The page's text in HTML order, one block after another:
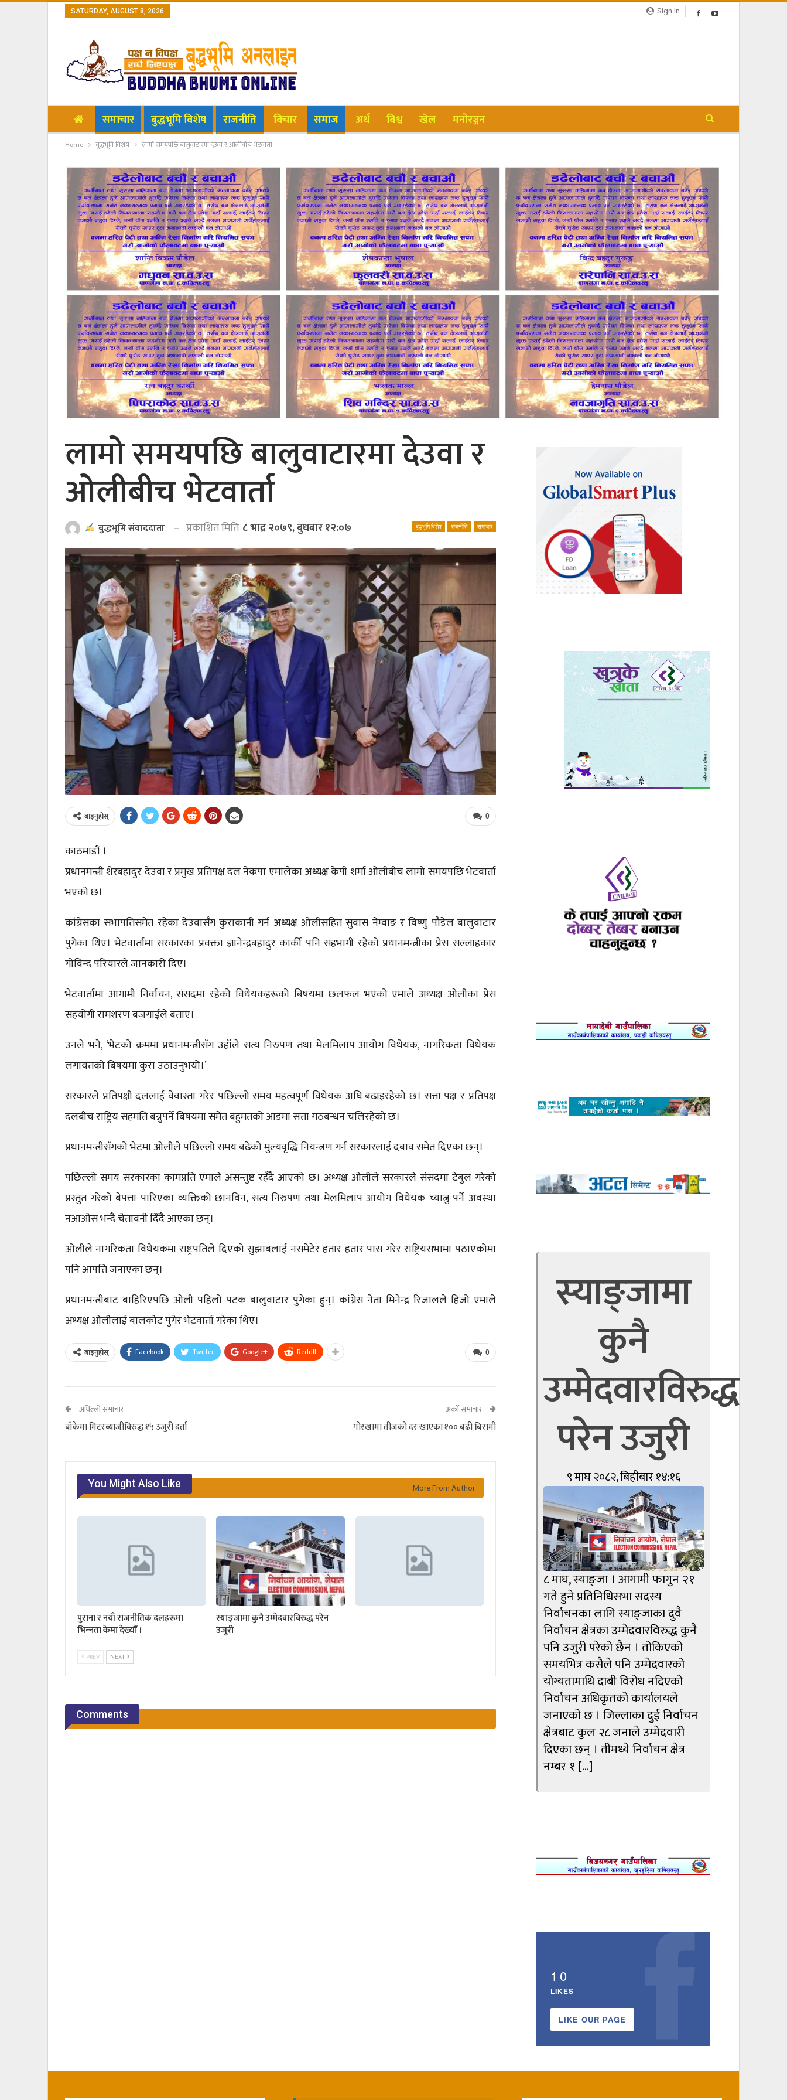
Sign In
SATURDAY, AUGUST 8, 2026
समाचार बुद्धभूमि विशेष राजनीति विचार समाज अर्थ विश्व खेल मनोरञ्जन
Home बुद्धभूमि विशेष लामो समयपछि बालुवाटारमा देउवा र ओलीबीच भेटवार्ता
लामो समयपछि बालुवाटारमा देउवा र
ओलीबीच भेटवार्ता
बुद्धभूमि विशेष राजनीति समाचार
बुद्धभूमि संवाददाता प्रकाशित मिति ८ भाद्र २०७९, बुधबार १२:०७
0
बाड्नुहोस्
काठमाडौं ।
प्रधानमन्त्री शेरबहादुर देउवा र प्रमुख प्रतिपक्ष दल नेकपा एमालेका अध्यक्ष केपी शर्मा ओलीबीच लामो समयपछि भेटवार्ता
भएको छ।
कांग्रेसका सभापतिसमेत रहेका देउवासँग कुराकानी गर्न अध्यक्ष ओलीसहित सुवास नेम्वाङ र विष्णु पौडेल बालुवाटार
पुगेका थिए। भेटवार्तामा सरकारका प्रवक्ता ज्ञानेन्द्रबहादुर कार्की पनि सहभागी रहेको प्रधानमन्त्रीका प्रेस सल्लाहकार
गोविन्द परियारले जानकारी दिए।
भेटवार्तामा आगामी निर्वाचन, संसदमा रहेको विधेयकहरूको बिषयमा छलफल भएको एमाले अध्यक्ष ओलीका प्रेस
सहयोगी रामशरण बजगाईंले बताए।
उनले भने, ‘भेटको क्रममा प्रधानमन्त्रीसँग उहाँले सत्य निरुपण तथा मेलमिलाप आयोग विधेयक, नागरिकता विधेयक
लगायतको बिषयमा कुरा उठाउनुभयो।’
सरकारले प्रतिपक्षी दललाई वेवास्ता गरेर पछिल्लो समय महत्वपूर्ण विधेयक अघि बढाइरहेको छ। सत्ता पक्ष र प्रतिपक्ष
दलबीच राष्ट्रिय सहमति बन्नुपर्ने बिषयमा समेत बहुमतको आडमा सत्ता गठबन्धन चलिरहेको छ।
प्रधानमन्त्रीसँगको भेटमा ओलीले पछिल्लो समय बढेको मुल्यवृद्धि नियन्त्रण गर्न सरकारलाई दबाव समेत दिएका छन्।
पछिल्लो समय सरकारका कामप्रति एमाले असन्तुष्ट रहँदै आएको छ। अध्यक्ष ओलीले सरकारले संसदमा टेबुल गरेको
प्रस्तुत गरेको बेपत्ता पारिएका व्यक्तिको छानविन, सत्य निरुपण तथा मेलमिलाप आयोग विधेयक च्यात्नु पर्ने अवस्था
नआओस भन्दै चेतावनी दिँदै आएका छन्।
ओलीले नागरिकता विधेयकमा राष्ट्रपतिले दिएको सुझाबलाई नसमेटेर हतार हतार पास गरेर राष्ट्रियसभामा पठाएकोमा
पनि आपत्ति जनाएका छन्।
प्रधानमन्त्रीबाट बाहिरिएपछि ओली पहिलो पटक बालुवाटार पुगेका हुन्। कांग्रेस नेता मिनेन्द्र रिजालले हिजो एमाले
अध्यक्ष ओलीलाई बालकोट पुगेर भेटवार्ता गरेका थिए।
0
बाड्नुहोस् Facebook Twitter Google+ ReddIt
अघिल्लो समाचार
बाँकेमा मिटरब्याजीविरुद्ध १५ उजुरी दर्ता
अर्को समाचार
गोरखामा तीजको दर खाएका १०० बढी बिरामी
You Might Also Like More From Author
पुराना र नयाँ राजनीतिक दलहरूमा
भिन्‍नता केमा देख्यौँ ।
स्याङ्जामा कुनै उम्मेदवारविरुद्ध परेन
उजुरी
PREV NEXT
Comments
स्याङ्जामा
कुनै
उम्मेदवारविरुद्ध
परेन उजुरी
९ माघ २०८२, बिहीबार १४:१६
८ माघ, स्याङ्जा । आगामी फागुन २१
गते हुने प्रतिनिधिसभा सदस्य
निर्वाचनका लागि स्याङ्जाका दुवै
निर्वाचन क्षेत्रका उम्मेदवारविरुद्ध कुनै
पनि उजुरी परेको छैन । तोकिएको
समयभित्र कसैले पनि उम्मेदवारको
योग्यतामाथि दाबी विरोध नदिएको
निर्वाचन अधिकृतको कार्यालयले
जनाएको छ । जिल्लाका दुई निर्वाचन
क्षेत्रबाट कुल २८ जनाले उम्मेदवारी
दिएका छन् । तीमध्ये निर्वाचन क्षेत्र
नम्बर १ […]
10
LIKES
LIKE OUR PAGE